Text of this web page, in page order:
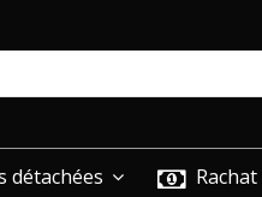
détachées Rachat